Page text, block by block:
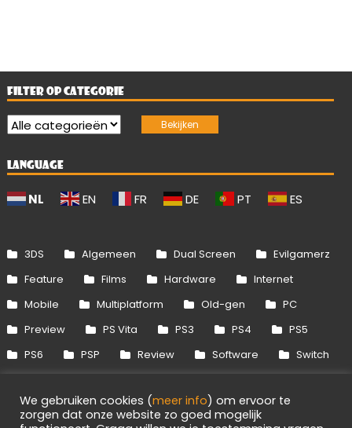
FILTER OP CATEGORIE
LANGUAGE
NL EN FR DE PT ES
3DS Algemeen Dual Screen
Evilgamerz
Feature
Films Hardware
Internet
Mobile
Multiplatform Old-gen
PC
Preview
PS Vita PS3 PS4
PS5
PS6
PSP Review Software
Switch
Xbox 360
Xbox One Xbox Series
We gebruiken cookies (meer info) om ervoor te
zorgen dat onze website zo goed mogelijk